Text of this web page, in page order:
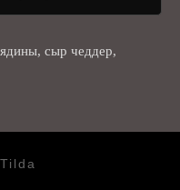
сыр чеддер,
Tilda